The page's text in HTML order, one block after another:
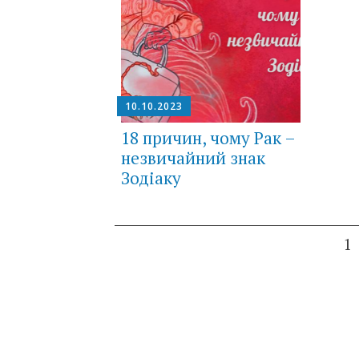
10.10.2023
18 причин, чому Рак –
незвичайний знак
Зодіаку
1